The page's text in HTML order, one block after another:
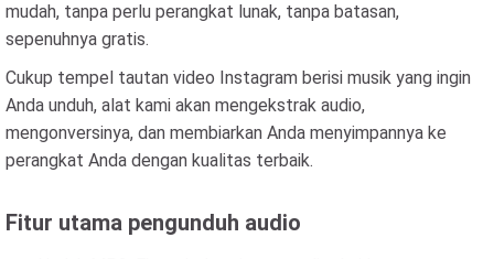
mudah, tanpa perlu perangkat lunak, tanpa batasan,
sepenuhnya gratis.
Cukup tempel tautan video Instagram berisi musik yang ingin
Anda unduh, alat kami akan mengekstrak audio,
mengonversinya, dan membiarkan Anda menyimpannya ke
perangkat Anda dengan kualitas terbaik.
Fitur utama pengunduh audio